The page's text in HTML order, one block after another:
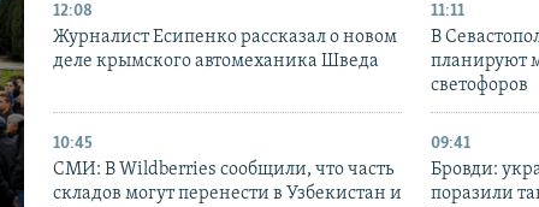
12:08
Журналист Есипенко рассказал о новом
деле крымского автомеханика Шведа
11:11
В
планируют
светофоров
10:45
СМИ: В Wildberries сообщили, что часть
складов могут перенести в Узбекистан и
09:41
Бровди:
поразили